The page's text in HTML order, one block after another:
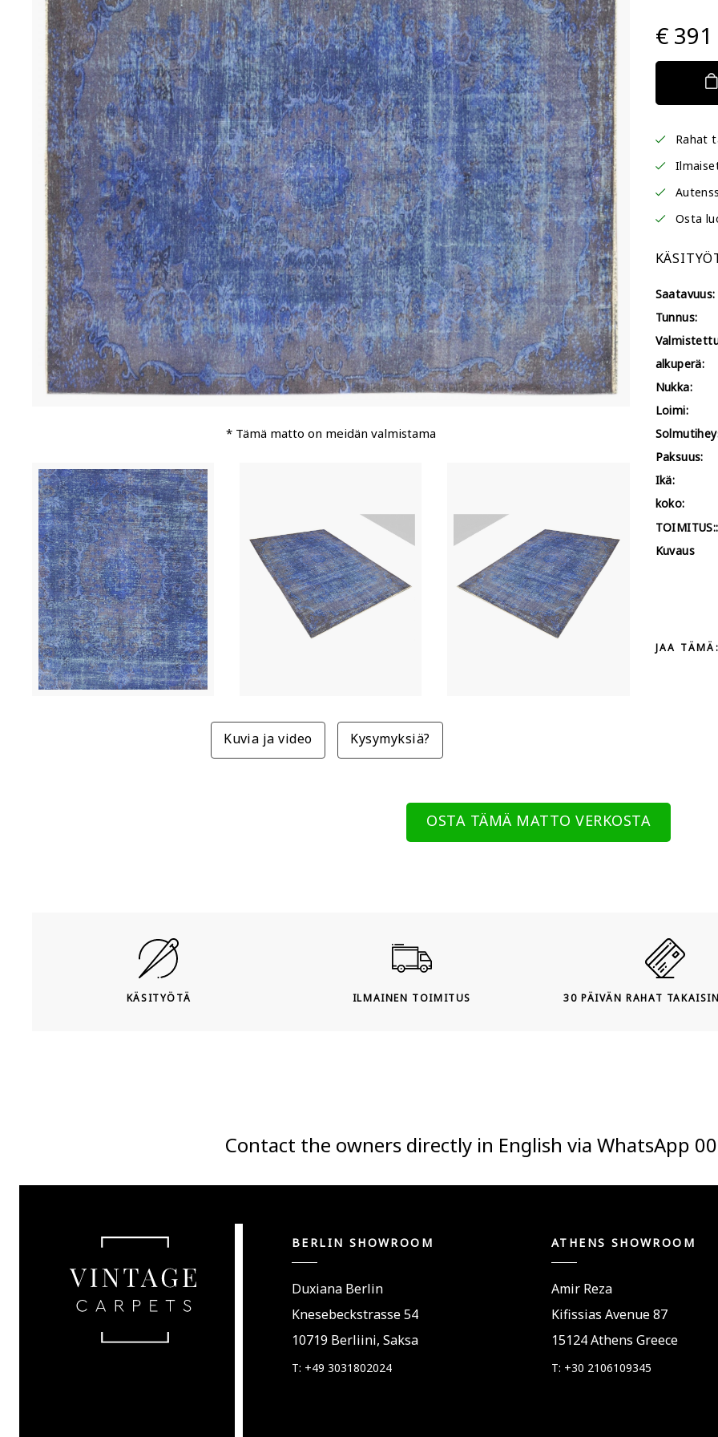
* Tämä matto on meidän valmistama
Kuvia ja video Kysymyksiä?
€ 391
Rahat
Osta
Saatavuus:
Tunnus:
alkuperä:
Nukka:
Loimi:
Paksuus:
Ikä:
koko:
TOIMITUS::
Kuvaus
JAA TÄMÄ:
OSTA TÄMÄ MATTO VERKOSTA
KÄSITYÖTÄ ILMAINEN TOIMITUS 30 PÄIVÄN RAHAT
Contact the owners directly in English via WhatsApp
BERLIN SHOWROOM
Duxiana Berlin
Knesebeckstrasse 54
10719 Berliini, Saksa
T: +49 3031802024
ATHENS SHOWROOM
Amir Reza
Kifissias Avenue 87
15124 Athens Greece
T: +30 2106109345